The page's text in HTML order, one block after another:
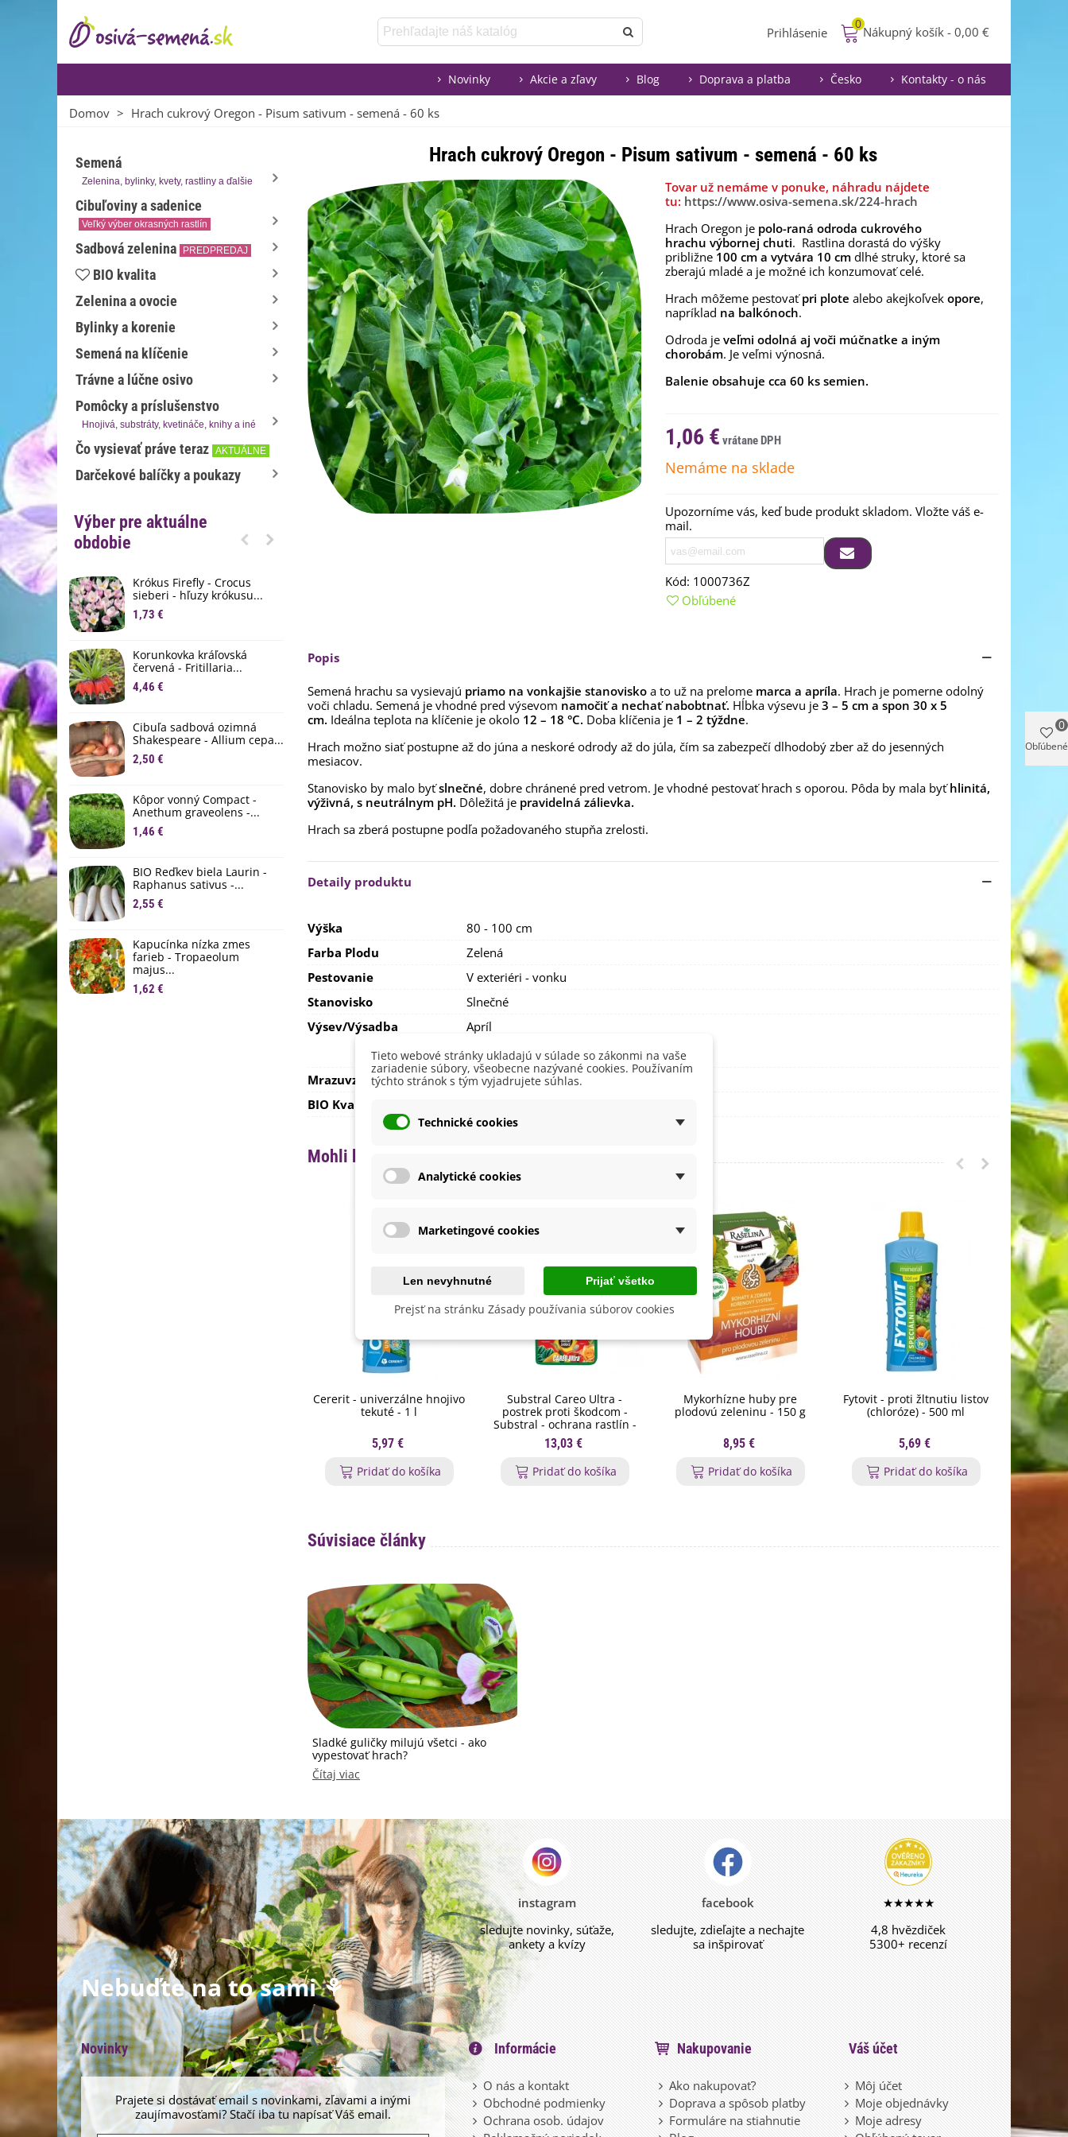
Prihlásenie
0
Nákupný košík - 0,00 €
Novinky Akcie a zľavy Blog Doprava a platba Česko Kontakty - o nás
Domov > Hrach cukrový Oregon - Pisum sativum - semená - 60 ks
Semená
Zelenina, bylinky, kvety, rastliny a ďalšie
Cibuľoviny a sadenice
Veľký výber okrasných rastlín
Sadbová zelenina PREDPREDAJ
BIO kvalita
Zelenina a ovocie
Bylinky a korenie
Semená na klíčenie
Trávne a lúčne osivo
Pomôcky a príslušenstvo
Hnojivá, substráty, kvetináče, knihy a iné
Čo vysievať práve teraz AKTUÁLNE
Darčekové balíčky a poukazy
Výber pre aktuálne
obdobie
Krókus Firefly - Crocus
sieberi - hľuzy krókusu...
1,73 €
Korunkovka kráľovská
červená - Fritillaria...
4,46 €
Cibuľa sadbová ozimná
Shakespeare - Allium cepa...
2,50 €
Kôpor vonný Compact -
Anethum graveolens -...
1,46 €
BIO Reďkev biela Laurin -
Raphanus sativus -...
2,55 €
Kapucínka nízka zmes
farieb - Tropaeolum
majus...
1,62 €
Mrkva neskorá Cidera -
Daucus carota - semená -...
Ľalia Canova - Lilium -
cibuľoviny - 1 ks
2,69 € 3,85 € -30%
Begónia plnokvetá žltá -
2,69 € 3,85 € -30%
Eukalyptus Baby Blue -
Hrach cukrový Oregon - Pisum sativum - semená - 60 ks
Tovar už nemáme v ponuke, náhradu nájdete
tu: https://www.osiva-semena.sk/224-hrach
Hrach Oregon je polo-raná odroda cukrového
hrachu výbornej chuti. Rastlina dorastá do výšky
približne 100 cm a vytvára 10 cm dlhé struky, ktoré sa
zberajú mladé a je možné ich konzumovať celé.
Hrach môžeme pestovaťpri plote alebo akejkoľvek opore,
napríklad na balkónoch.
Odroda je veľmi odolná aj voči múčnatke a iným
chorobám. Je veľmi výnosná.
Balenie obsahuje cca 60 ks semien.
1,06 €
Nemáme na sklade
Upozorníme vás, keď bude produkt skladom. Vložte váš e-
mail.
Kód: 1000736Z
Obľúbené
Popis
Semená hrachu sa vysievajú priamo na vonkajšie stanovisko a to už na prelome marca a apríla. Hrach je pomerne odolný
voči chladu. Semená je vhodné pred výsevom namočiť a nechať nabobtnať. Hĺbka výsevu je 3 – 5 cm a spon 30 x 5
cm. Ideálna teplota na klíčenie je okolo 12 – 18 °C. Doba klíčenia je 1 – 2 týždne.
Hrach možno siať postupne až do júna a neskoré odrody až do júla, čím sa zabezpečí dlhodobý zber až do jesenných
mesiacov.
Stanovisko by malo byťslnečné, dobre chránené pred vetrom. Je vhodné pestovať hrach s oporou. Pôda by mala byťhlinitá,
výživná, s neutrálnym pH. Dôležitá je pravidelná zálievka.
Hrach sa zberá postupne podľa požadovaného stupňa zrelosti.
Detaily produktu
Výška
80 - 100 cm
Farba Plodu
Zelená
Pestovanie
V exteriéri - vonku
Stanovisko
Slnečné
Výsev/výsadba
Apríl
Marec
Mrazuvzdornosť
Nie
BIO Kvalita
Mohli byste ešte potrebovať
Cererit - univerzálne hnojivo
tekuté - 1 l
5,97 €
Pridať do košíka
Substral Careo Ultra -
postrek proti škodcom -
Substral - ochrana rastlín -
750 ml
13,03 €
Pridať do košíka
Mykorhízne huby pre
plodovú zeleninu - 150 g
8,95 €
Pridať do košíka
Fytovit - proti žltnutiu listov
(chloróze) - 500 ml
5,69 €
Pridať do košíka
Súvisiace články
Sladké guličky milujú všetci - ako
vypestovať hrach?
Čítaj viac
Nebuďte na to sami ⚘
instagram
sledujte novinky, súťaže,
ankety a kvízy
facebook
sledujte, zdieľajte a nechajte
sa inšpirovať
★★★★★
4,8 hvězdiček
5300+ recenzí
Novinky
Prajete si dostávať email s novinkami, zľavami a inými
zaujímavosťami? Stačí iba tu napísať Váš email.
Informácie
O nás a kontakt
Obchodné podmienky
Ochrana osob. údajov
Nakupovanie
Ako nakupovať?
Doprava a spôsob platby
Formuláre na stiahnutie
Váš účet
Môj účet
Moje objednávky
Moje adresy
Obľúbené
0
Tieto webové stránky ukladajú v súlade so zákonmi na vaše
zariadenie súbory, všeobecne nazývané cookies. Používaním
týchto stránok s tým vyjadrujete súhlas.
Technické cookies
Analytické cookies
Marketingové cookies
Len nevyhnutné Prijať všetko
Prejsť na stránku Zásady používania súborov cookies